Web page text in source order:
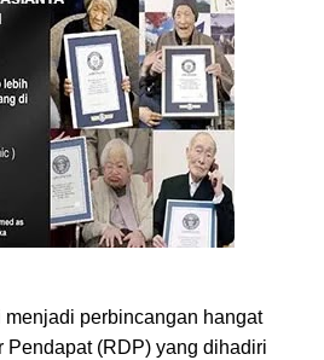
menjadi perbincangan hangat
Pendapat (RDP) yang dihadiri